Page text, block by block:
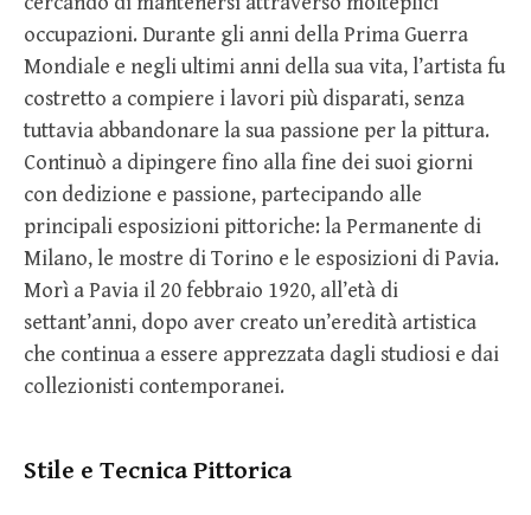
occupazioni. Durante gli anni della Prima Guerra
Mondiale e negli ultimi anni della sua vita, l’artista fu
costretto a compiere i lavori più disparati, senza
tuttavia abbandonare la sua passione per la pittura.
Continuò a dipingere fino alla fine dei suoi giorni
con dedizione e passione, partecipando alle
principali esposizioni pittoriche: la Permanente di
Milano, le mostre di Torino e le esposizioni di Pavia.
Morì a Pavia il 20 febbraio 1920, all’età di
settant’anni, dopo aver creato un’eredità artistica
che continua a essere apprezzata dagli studiosi e dai
collezionisti contemporanei.
Stile e Tecnica Pittorica